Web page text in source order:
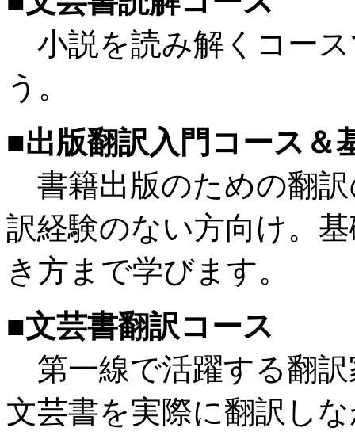
小説を読み解くコー
う。
■出版翻訳入門コース＆
書籍出版のための翻
訳経験のない方向け。
き方まで学びます。
■文芸書翻訳コース
第一線で活躍する翻
文芸書を実際に翻訳し